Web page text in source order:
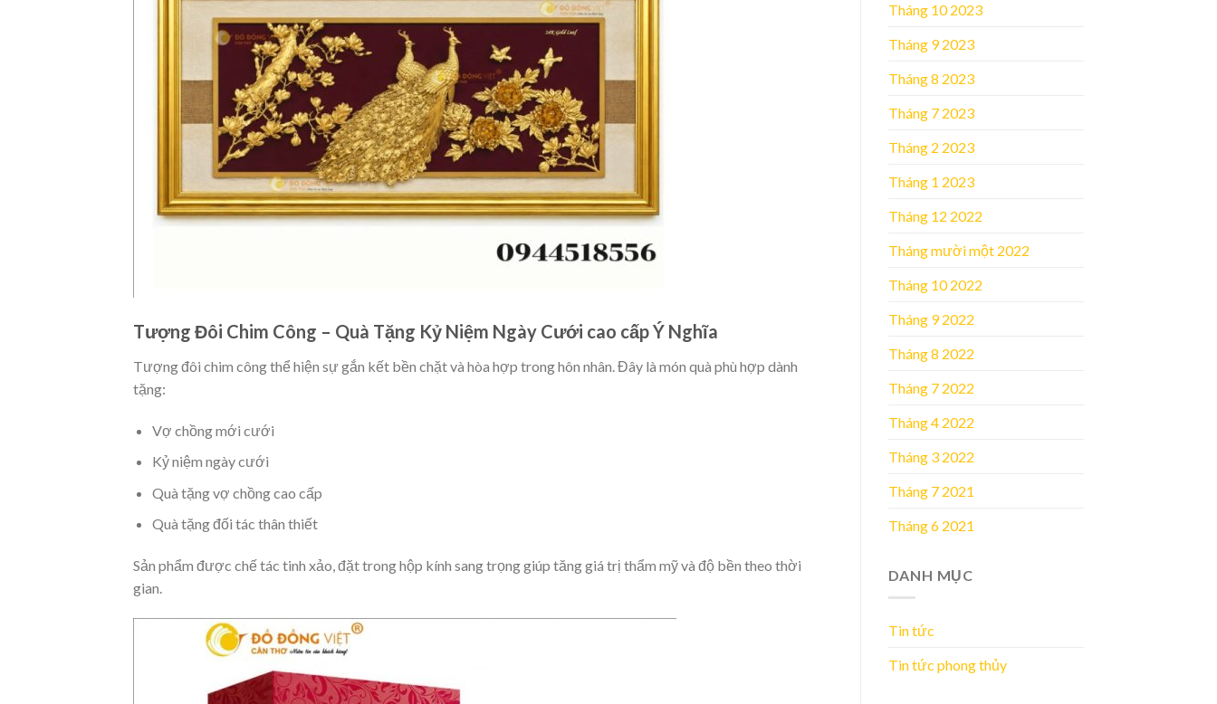
Tượng Đôi Chim Công – Quà Tặng Kỷ Niệm Ngày Cưới cao cấp Ý Nghĩa
Tượng đôi chim công thể hiện sự gắn kết bền chặt và hòa hợp trong hôn nhân. Đây là món quà phù hợp dành
tặng:
Vợ chồng mới cưới
Kỷ niệm ngày cưới
Quà tặng vợ chồng cao cấp
Quà tặng đối tác thân thiết
Sản phẩm được chế tác tinh xảo, đặt trong hộp kính sang trọng giúp tăng giá trị thẩm mỹ và độ bền theo thời
gian.
Tháng 10 2023
Tháng 9 2023
Tháng 8 2023
Tháng 7 2023
Tháng 2 2023
Tháng 1 2023
Tháng 12 2022
Tháng mười một 2022
Tháng 10 2022
Tháng 9 2022
Tháng 8 2022
Tháng 7 2022
Tháng 4 2022
Tháng 3 2022
Tháng 7 2021
Tháng 6 2021
DANH MỤC
Tin tức
Tin tức phong thủy